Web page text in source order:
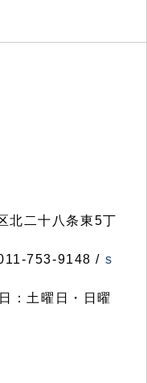
二十八条東5丁
753-9148 / s
：土曜日・日曜